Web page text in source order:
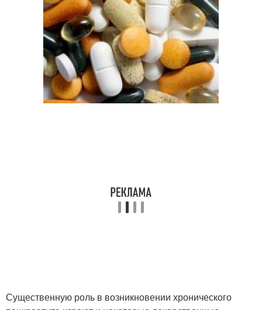
Существенную роль в возникновении хронического